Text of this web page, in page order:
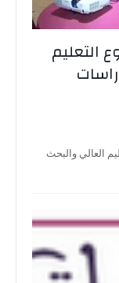
التعليم
العالي والبحث